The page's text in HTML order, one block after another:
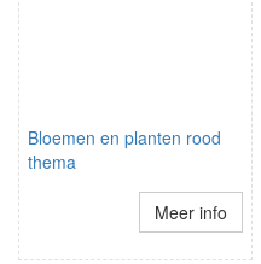
Bloemen en planten rood
thema
Meer info